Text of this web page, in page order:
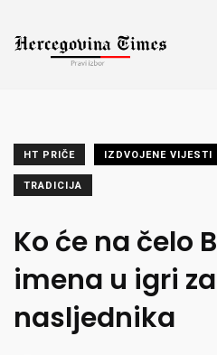
HT PRIČE IZDVOJENE VIJESTI
TRADICIJA
Ko će na čelo
imena u igri
nasljednika